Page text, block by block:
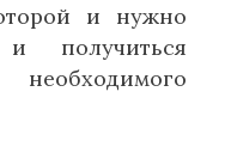
и нужно
и получиться